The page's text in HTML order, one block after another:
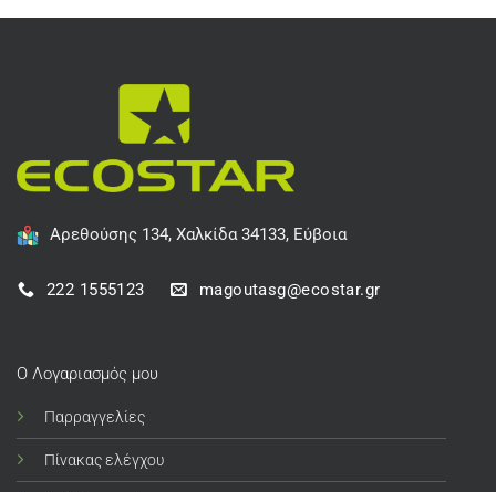
Αρεθούσης 134, Χαλκίδα 34133, Εύβοια
222 1555123 magoutasg@ecostar.gr
Ο Λογαριασμός μου
Παρραγγελίες
Πίνακας ελέγχου